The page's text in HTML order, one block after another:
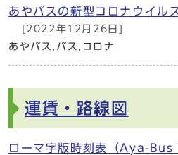
あやバスの新型コロナウイル
[2022年12月26日]
あやバス,バス,コロナ
運賃・路線図
ローマ字版時刻表（Aya-